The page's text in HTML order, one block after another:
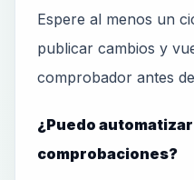
Espere al menos un
publicar cambios y
comprobador antes
¿Puedo
comprobaciones?